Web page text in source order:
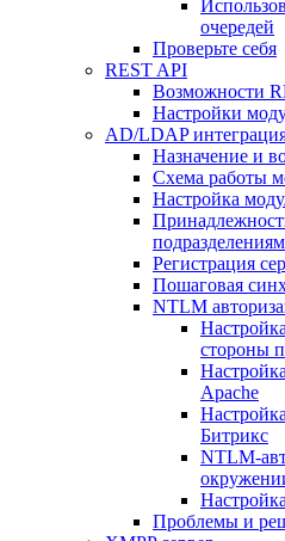
очередей
Проверьте себя
REST API
Возможности
Настройки
AD/LDAP
Назначение и
Схема работы
Настройка
Регистрация
Пошаговая
NTLM
стороны
Apache
Битрикс
NTLM-
Проблемы и